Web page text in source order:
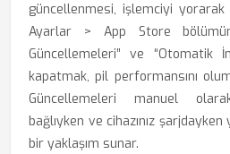
güncellenmesi, işlemciyi
Ayarlar > App Store
Güncellemeleri” ve “Otomatik
kapatmak, pil performansını
Güncellemeleri manuel
bağlıyken ve cihazınız
bir yaklaşım sunar.